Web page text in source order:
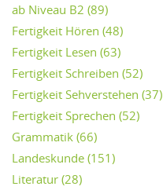
ab Niveau B2 (89)
Fertigkeit Hören (48)
Fertigkeit Lesen (63)
Fertigkeit Schreiben (52)
Fertigkeit Sehverstehen (37)
Fertigkeit Sprechen (52)
Grammatik (66)
Landeskunde (151)
Literatur (28)